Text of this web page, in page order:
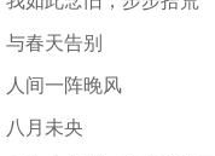
与春天告别
人间一阵晚风
八月未央